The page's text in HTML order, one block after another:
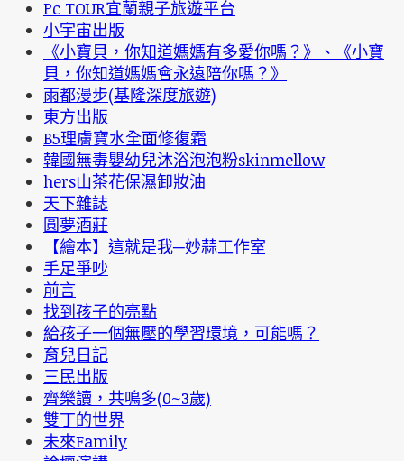
Pc TOUR宜蘭親子旅遊平台
小宇宙出版
《小寶貝，你知道媽媽有多愛你嗎？》、《小寶
貝，你知道媽媽會永遠陪你嗎？》
雨都漫步(基隆深度旅遊)
東方出版
B5理膚寶水全面修復霜
韓國無毒嬰幼兒沐浴泡泡粉skinmellow
hers山茶花保濕卸妝油
天下雜誌
圓夢酒莊
【繪本】這就是我─妙蒜工作室
手足爭吵
前言
找到孩子的亮點
給孩子一個無壓的學習環境，可能嗎？
育兒日記
三民出版
齊樂讀，共鳴多(0~3歲)
雙丁的世界
未來Family